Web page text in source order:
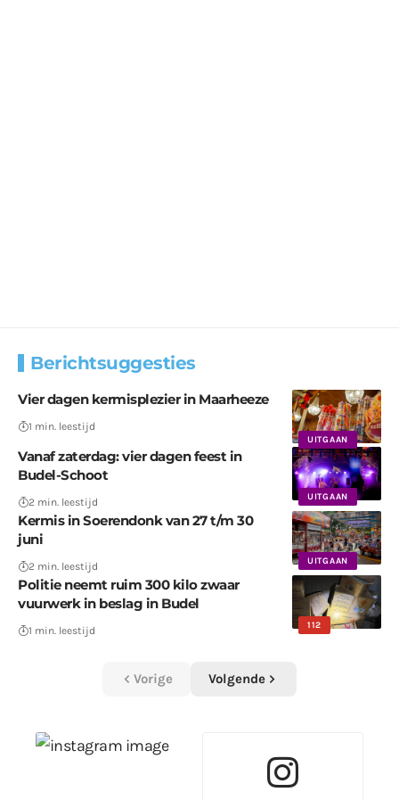
Berichtsuggesties
UITGAAN
Vier dagen kermisplezier in Maarheeze
1 min. leestijd
UITGAAN
Vanaf zaterdag: vier dagen feest in
Budel-Schoot
2 min. leestijd
UITGAAN
Kermis in Soerendonk van 27 t/m 30
juni
2 min. leestijd
112
Politie neemt ruim 300 kilo zwaar
vuurwerk in beslag in Budel
1 min. leestijd
Vorige Volgende